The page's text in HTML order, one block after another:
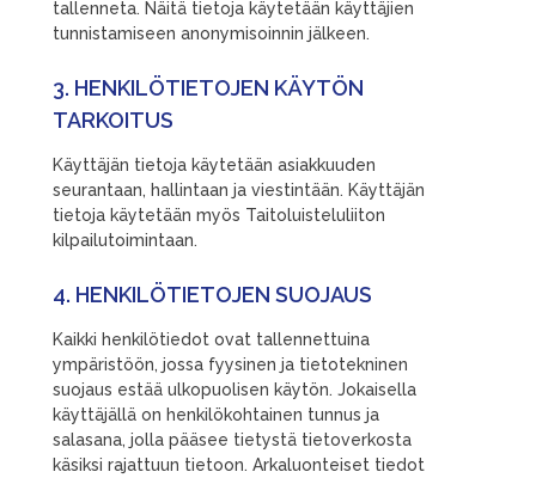
tallenneta. Näitä tietoja käytetään käyttäjien
tunnistamiseen anonymisoinnin jälkeen.
3. HENKILÖTIETOJEN KÄYTÖN
TARKOITUS
Käyttäjän tietoja käytetään asiakkuuden
seurantaan, hallintaan ja viestintään. Käyttäjän
tietoja käytetään myös Taitoluisteluliiton
kilpailutoimintaan.
4. HENKILÖTIETOJEN SUOJAUS
Kaikki henkilötiedot ovat tallennettuina
ympäristöön, jossa fyysinen ja tietotekninen
suojaus estää ulkopuolisen käytön. Jokaisella
käyttäjällä on henkilökohtainen tunnus ja
salasana, jolla pääsee tietystä tietoverkosta
käsiksi rajattuun tietoon. Arkaluonteiset tiedot